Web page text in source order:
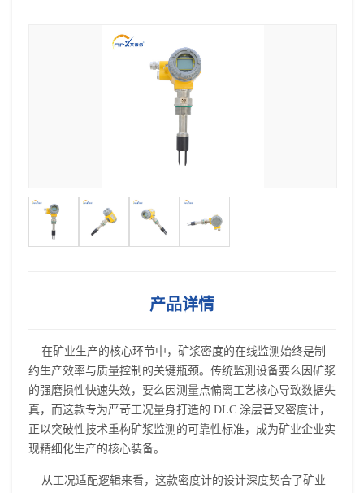
产品详情
在矿业生产的核心环节中，矿浆密度的在线监测始终是制
约生产效率与质量控制的关键瓶颈。传统监测设备要么因矿浆
的强磨损性快速失效，要么因测量点偏离工艺核心导致数据失
真，而这款专为严苛工况量身打造的 DLC 涂层音叉密度计，
正以突破性技术重构矿浆监测的可靠性标准，成为矿业企业实
现精细化生产的核心装备。
从工况适配逻辑来看，这款密度计的设计深度契合了矿业